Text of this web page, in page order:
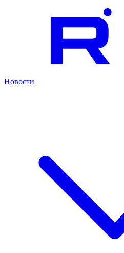
Новости